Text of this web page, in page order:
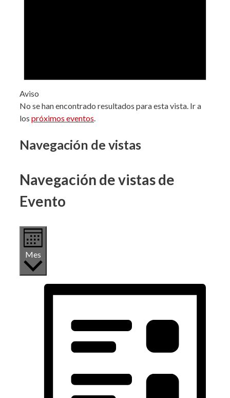
Aviso
No se han encontrado resultados para esta vista. Ir a
los próximos eventos.
Navegación de vistas
Navegación de vistas de
Evento
Mes